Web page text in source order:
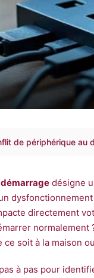
de périphérique au
démarrage désigne
directement
soit à la maison
à pas pour